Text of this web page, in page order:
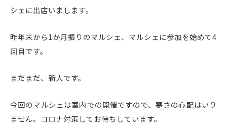
シェに出店いまします。
昨年末から1か月振りのマルシェ、マルシェに参加を始めて4
回目です。
まだまだ、新人です。
今回のマルシェは室内での開催ですので、寒さの心配はいり
ません。コロナ対策してお待ちしています。